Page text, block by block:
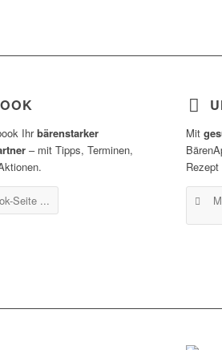
Ihrbärenstarker
– mit Tipps, Terminen,
Seite ...
Mit